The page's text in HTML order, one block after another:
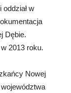
w
Dębie.
w 2013 roku.
Nowej